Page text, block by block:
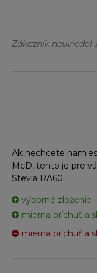
Zákazník neuviedol
Ak nechcete
McD, tento je pre
Stevia RA60.
výborné zloženie
mierna príchuť a
mierna príchuť a